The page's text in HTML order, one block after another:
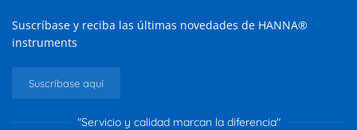
Suscríbase y reciba las últimas novedades de HANNA®
instruments
Suscríbase aquí
"Servicio y calidad marcan la diferencia"